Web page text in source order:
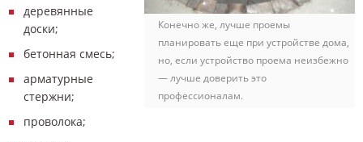
Конечно же, лучше проемы
планировать еще при устройстве дома,
но, если устройство проема неизбежно
— лучше доверить это
профессионалам.
деревянные
доски;
бетонная смесь;
арматурные
стержни;
проволока;